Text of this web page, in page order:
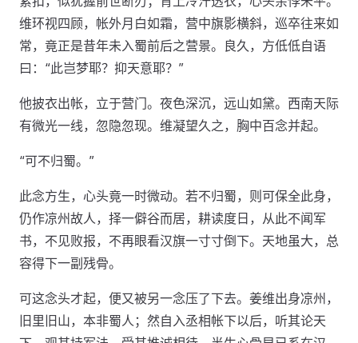
维环视四顾，帐外月白如霜，营中旗影横斜，巡卒往来如
常，竟正是昔年未入蜀前后之营景。良久，方低低自语
曰：“此岂梦耶？抑天意耶？”
他披衣出帐，立于营门。夜色深沉，远山如黛。西南天际
有微光一线，忽隐忽现。维凝望久之，胸中百念并起。
“可不归蜀。”
此念方生，心头竟一时微动。若不归蜀，则可保全此身，
仍作凉州故人，择一僻谷而居，耕读度日，从此不闻军
书，不见败报，不再眼看汉旗一寸寸倒下。天地虽大，总
容得下一副残骨。
可这念头才起，便又被另一念压了下去。姜维出身凉州，
旧里旧山，本非蜀人；然自入丞相帐下以后，听其论天